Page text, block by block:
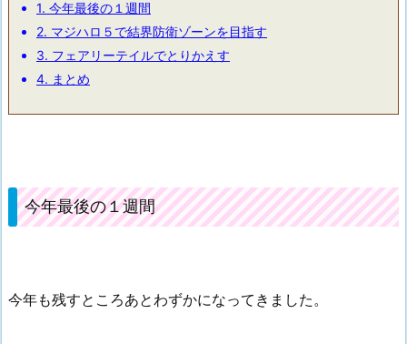
1. 今年最後の１週間
2. マジハロ５で結界防衛ゾーンを目指す
3. フェアリーテイルでとりかえす
4. まとめ
今年最後の１週間
今年も残すところあとわずかになってきました。